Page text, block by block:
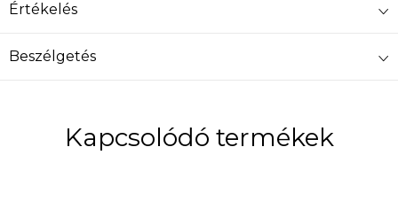
Értékelés
Beszélgetés
Kapcsolódó termékek